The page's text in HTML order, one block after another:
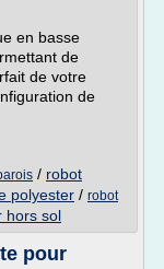
en basse
de
de votre
de
/ robot
polyester / robot
hors sol
pour